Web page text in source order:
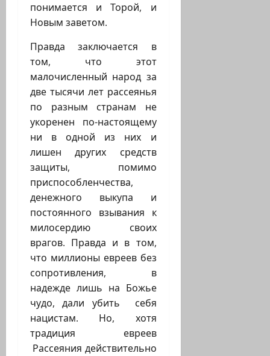
понимается и Торой, и
Новым заветом.
Правда заключается в
том, что этот
малочисленный народ за
две тысячи лет рассеянья
по разным странам не
укоренен по-настоящему
ни в одной из них и
лишен других средств
защиты, помимо
приспособленчества,
денежного выкупа и
постоянного взывания к
милосердию своих
врагов. Правда и в том,
что миллионы евреев без
сопротивления, в
надежде лишь на Божье
чудо, дали убить себя
нацистам. Но, хотя
традиция евреев
Рассеяния действительно